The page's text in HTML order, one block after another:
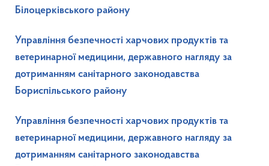
Білоцерківського району
Управління безпечності харчових продуктів та
ветеринарної медицини, державного нагляду за
дотриманням санітарного законодавства
Бориспільського району
Управління безпечності харчових продуктів та
ветеринарної медицини, державного нагляду за
дотриманням санітарного законодавства